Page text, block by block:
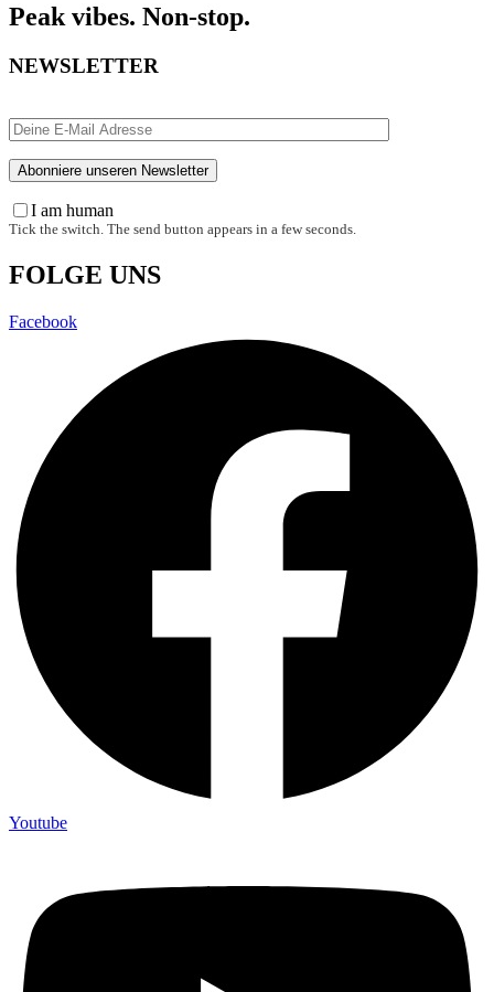
Peak vibes. Non-stop.
NEWSLETTER
I am human
Tick the switch. The send button appears in a few seconds.
FOLGE UNS
Facebook
Youtube